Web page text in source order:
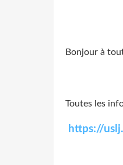
Bonjour à
Toutes les
https://